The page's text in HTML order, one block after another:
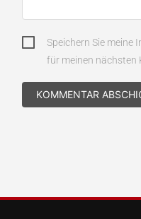
Speichern Sie meine
für meinen nächsten